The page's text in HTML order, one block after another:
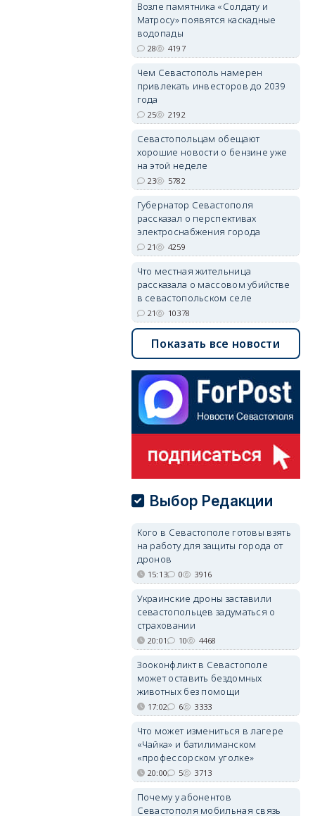
Возле памятника «Солдату и
Матросу» появятся каскадные
водопады
28 4197
Чем Севастополь намерен
привлекать инвесторов до 2039
года
25 2192
Севастопольцам обещают
хорошие новости о бензине уже
на этой неделе
23 5782
Губернатор Севастополя
рассказал о перспективах
электроснабжения города
21 4259
Что местная жительница
рассказала о массовом убийстве
в севастопольском селе
21 10378
Показать все новости
Выбор Редакции
Кого в Севастополе готовы взять
на работу для защиты города от
дронов
15:13 0 3916
Украинские дроны заставили
севастопольцев задуматься о
страховании
20:01 10 4468
Зооконфликт в Севастополе
может оставить бездомных
животных без помощи
17:02 6 3333
Что может измениться в лагере
«Чайка» и батилиманском
«профессорском уголке»
20:00 5 3713
Почему у абонентов
Севастополя мобильная связь